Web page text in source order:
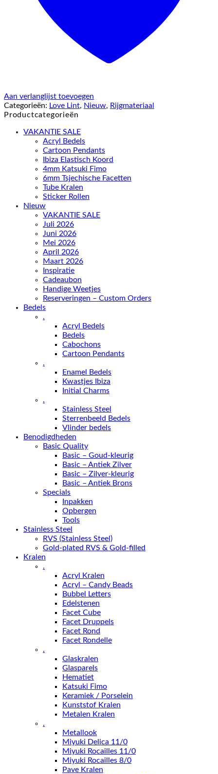
Aan verlanglijst toevoegen
Categorieën: Love Lint, Nieuw, Rijgmateriaal
Productcategorieën
VAKANTIE SALE
Acryl Bedels
Cartoon Pendants
Ibiza Elastisch Koord
4mm Katsuki Fimo
6mm Tsjechische Facetten
Tube Kralen
Sticker Rollen
Nieuw
VAKANTIE SALE
Juli 2026
Juni 2026
Mei 2026
April 2026
Maart 2026
Inspiratie
Cadeaubon
Handige Weetjes
Reserveringen – Custom Orders
Bedels
.
Acryl Bedels
Bedels
Cabochons
Cartoon Pendants
.
Enamel Bedels
Kwastjes Ibiza
Initial Charms
.
Stainless Steel
Sterrenbeeld Bedels
Vlinder bedels
Benodigdheden
Basic Quality
Basic – Goud-kleurig
Basic – Antiek Zilver
Basic – Zilver-kleurig
Basic – Antiek Brons
Specials
Inpakken
Opbergen
Tools
Stainless Steel
RVS (Stainless Steel)
Gold-plated RVS & Gold-filled
Kralen
.
Acryl Kralen
Acryl – Candy Beads
Bubbel Letters
Edelstenen
Facet Cube
Facet Druppels
Facet Rond
Facet Rondelle
.
Glaskralen
Glasparels
Hematiet
Katsuki Fimo
Keramiek / Porselein
Kunststof Kralen
Metalen Kralen
.
Metallook
Miyuki Delica 11/0
Miyuki Rocailles 11/0
Miyuki Rocailles 8/0
Pave Kralen